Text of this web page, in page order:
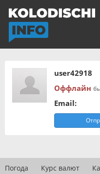
user42918
Оффлайн
Email:
Погода Курс валют